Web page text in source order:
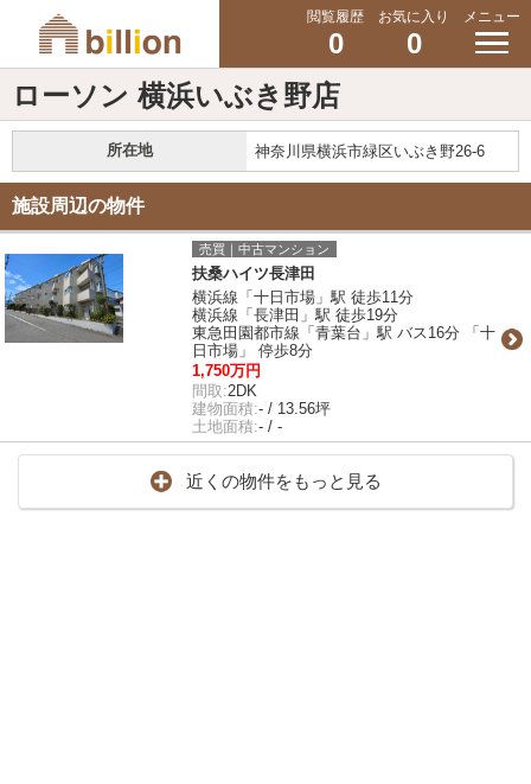
閲覧履歴
0
お気に入り
0
メニュー
ローソン 横浜いぶき野店
所在地 神奈川県横浜市緑区いぶき野26-6
施設周辺の物件
売買｜中古マンション
扶桑ハイツ長津田
横浜線「十日市場」駅 徒歩11分
横浜線「長津田」駅 徒歩19分
東急田園都市線「青葉台」駅 バス16分 「十
日市場」 停歩8分
1,750万円
間取:2DK
建物面積:- / 13.56坪
土地面積:- / -
近くの物件をもっと見る